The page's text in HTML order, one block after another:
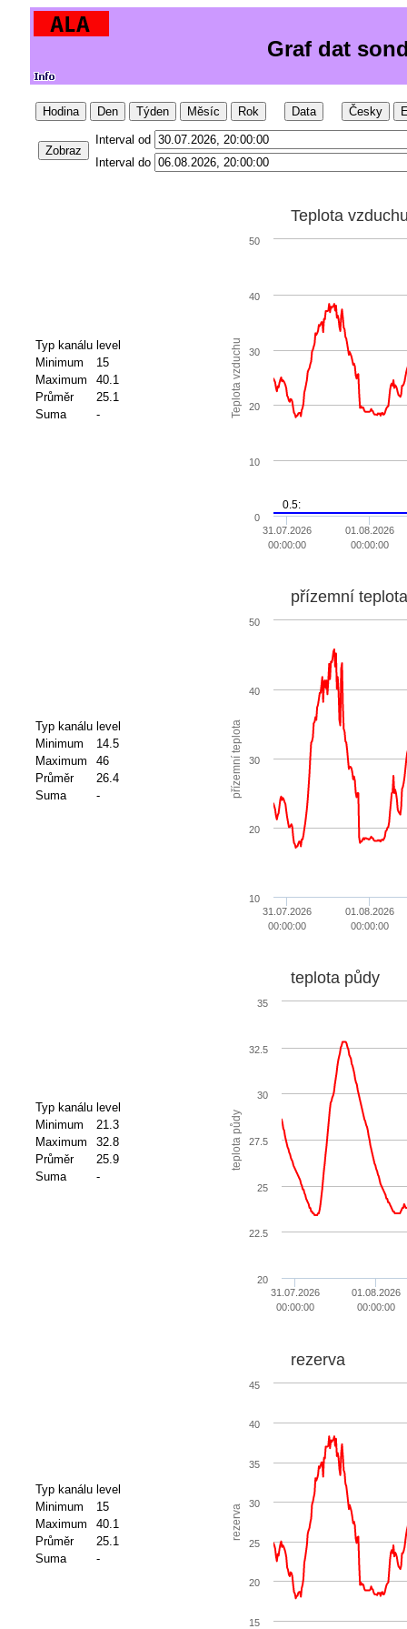
Graf dat
Hodina Den Týden Měsíc Rok Data Česky
Zobraz
Interval od
Interval do
Typ kanálu level
Minimum
15
Maximum
40.1
Průměr
25.1
Suma
- Teplota vzduchu
Teplota
0.5:
31.07.2026
00:00:00
01.08.2026
00:00:00
10
20
30
40
0
50
Typ kanálu level
Minimum
14.5
Maximum
46
Průměr
26.4
Suma
- přízemní teplota
přízemní
31.07.2026
00:00:00
01.08.2026
00:00:00
10
20
30
40
50
Typ kanálu level
Minimum
21.3
Maximum
32.8
Průměr
25.9
Suma
-
teplota půdy
teplota půdy
31.07.2026
00:00:00
01.08.2026
00:00:00
20
22.5
25
27.5
30
32.5
35
Typ kanálu level
Minimum
15
Maximum
40.1
Průměr
25.1
Suma
-
rezerva
rezerva
15
20
25
30
35
40
45